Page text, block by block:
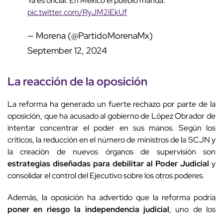
pic.twitter.com/RyJM2iEkUf
— Morena (@PartidoMorenaMx)
September 12, 2024
La reacción de la oposición
La reforma ha generado un fuerte rechazo por parte de la
oposición, que ha acusado al gobierno de López Obrador de
intentar concentrar el poder en sus manos. Según los
críticos, la reducción en el número de ministros de la SCJN y
la creación de nuevos órganos de supervisión son
estrategias diseñadas para debilitar al Poder Judicial y
consolidar el control del Ejecutivo sobre los otros poderes.
Además, la oposición ha advertido que la reforma podría
poner en riesgo la independencia judicial, uno de los